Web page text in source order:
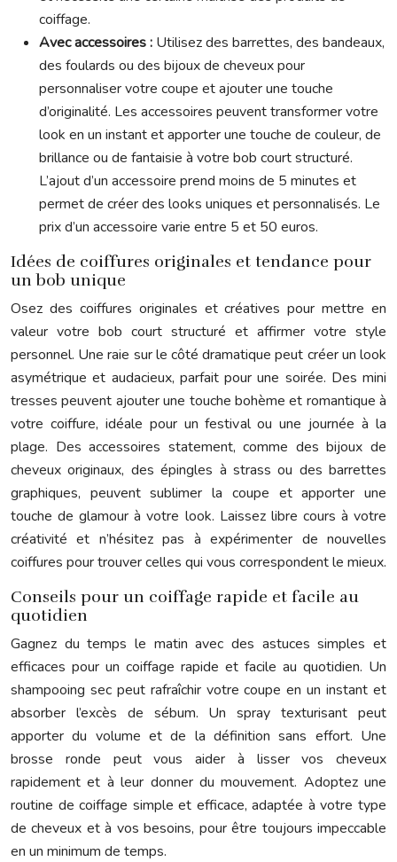
coiffage.
Avec accessoires : Utilisez des barrettes, des bandeaux,
des foulards ou des bijoux de cheveux pour
personnaliser votre coupe et ajouter une touche
d’originalité. Les accessoires peuvent transformer votre
look en un instant et apporter une touche de couleur, de
brillance ou de fantaisie à votre bob court structuré.
L’ajout d’un accessoire prend moins de 5 minutes et
permet de créer des looks uniques et personnalisés. Le
prix d’un accessoire varie entre 5 et 50 euros.
Idées de coiffures originales et tendance pour
un bob unique
Osez des coiffures originales et créatives pour mettre en
valeur votre bob court structuré et affirmer votre style
personnel. Une raie sur le côté dramatique peut créer un look
asymétrique et audacieux, parfait pour une soirée. Des mini
tresses peuvent ajouter une touche bohème et romantique à
votre coiffure, idéale pour un festival ou une journée à la
plage. Des accessoires statement, comme des bijoux de
cheveux originaux, des épingles à strass ou des barrettes
graphiques, peuvent sublimer la coupe et apporter une
touche de glamour à votre look. Laissez libre cours à votre
créativité et n’hésitez pas à expérimenter de nouvelles
coiffures pour trouver celles qui vous correspondent le mieux.
Conseils pour un coiffage rapide et facile au
quotidien
Gagnez du temps le matin avec des astuces simples et
efficaces pour un coiffage rapide et facile au quotidien. Un
shampooing sec peut rafraîchir votre coupe en un instant et
absorber l’excès de sébum. Un spray texturisant peut
apporter du volume et de la définition sans effort. Une
brosse ronde peut vous aider à lisser vos cheveux
rapidement et à leur donner du mouvement. Adoptez une
routine de coiffage simple et efficace, adaptée à votre type
de cheveux et à vos besoins, pour être toujours impeccable
en un minimum de temps.